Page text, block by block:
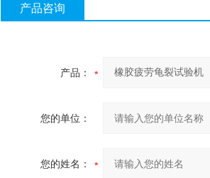
产品咨询
产品：
您的单位：
您的姓名：